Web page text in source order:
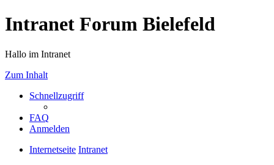
Intranet Forum Bielefeld
Hallo im Intranet
Zum Inhalt
Schnellzugriff
FAQ
Anmelden
Internetseite Intranet